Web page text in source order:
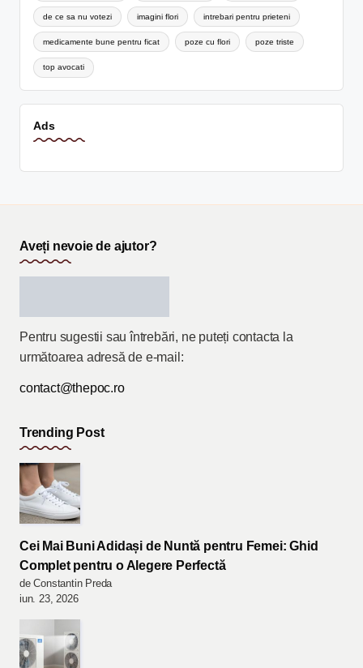
de ce sa nu votezi imagini flori intrebari pentru prieteni
medicamente bune pentru ficat poze cu flori poze triste
top avocati
Ads
Aveți nevoie de ajutor?
Pentru sugestii sau întrebări, ne puteți contacta la
următoarea adresă de e-mail:
contact@thepoc.ro
Trending Post
Cei Mai Buni Adidași de Nuntă pentru Femei: Ghid
Complet pentru o Alegere Perfectă
de Constantin Preda
iun. 23, 2026